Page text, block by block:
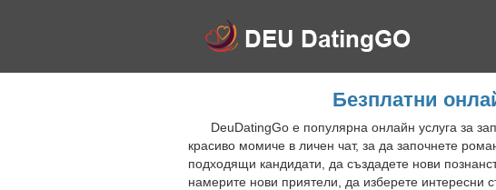
Безплатни
DeuDatingGo е популярна онлайн услуга за
красиво момиче в личен чат, за да започнете
подходящи кандидати, да създадете нови
намерите нови приятели, да изберете интересни